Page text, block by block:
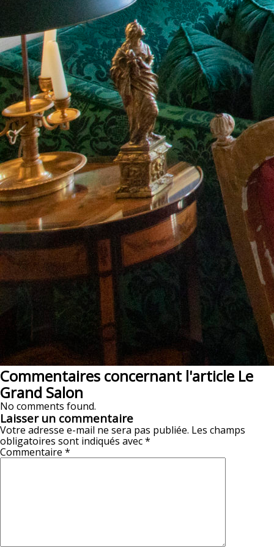
Commentaires concernant l'article Le
Grand Salon
No comments found.
Laisser un commentaire
Votre adresse e-mail ne sera pas publiée. Les champs
obligatoires sont indiqués avec*
Commentaire *